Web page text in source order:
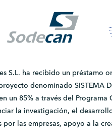
S.L. ha recibido un préstamo
denominado SISTEMA
un 85% a través del
la investigación, el
por las empresas, apoyo a la